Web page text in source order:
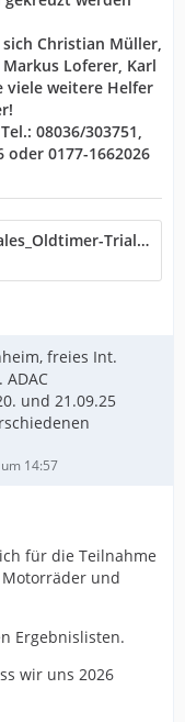
Christian Müller,
Loferer, Karl
viele weitere Helfer
08036/303751,
oder 0177-1662026
Ausschreibung_13.Internationales_Oldtimer-Trial_2026.pdf
freies Int.
und 21.09.25
14:57
für die Teilnahme
und
Ergebnislisten.
wir uns 2026